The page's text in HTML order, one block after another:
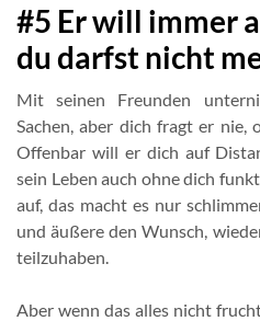
#5 Er will immer
du darfst nicht
Mit seinen Freunden
Sachen, aber dich fragt er nie,
Offenbar will er dich auf
sein Leben auch ohne dich
auf, das macht es nur
und äußere den Wunsch,
teilzuhaben.
Aber wenn das alles nicht